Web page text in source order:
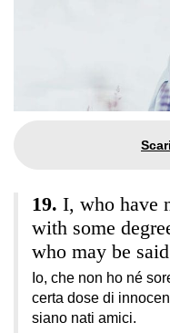
I, who have
with some
who may be
Io, che non ho né
certa dose di
siano nati amici.